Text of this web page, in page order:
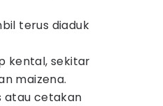
terus diaduk
kental, sekitar
maizena.
atau cetakan